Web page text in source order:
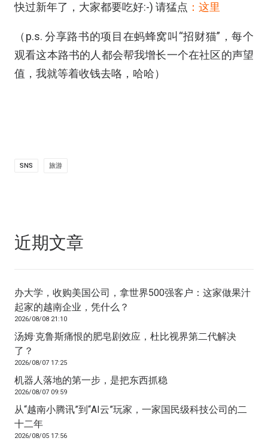
快过新年了，大家都要吃好:-) 请猛点 ：这里
（p.s. 分享路书的项目在蚂蜂窝叫“招财猫”，每个
观看这本路书的人都会帮我增长一个在社区的声望
值，我就等着收钱去咯，哈哈）
SNS 旅游
近期文章
办大学，收购美国公司，拿世界500强客户：这家做果汁
起家的越南企业，凭什么？
2026/08/08 21:10
汤姆·克鲁斯痛恨的肥皂剧效应，杜比视界第二代解决
了？
2026/08/07 17:25
机器人落地的第一步，是把东西抓稳
2026/08/07 09:59
从“越南小腾讯”到“AI云”玩家，一家国民级科技公司的二
十二年
2026/08/05 17:56